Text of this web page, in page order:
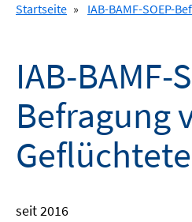
Startseite » IAB-BAMF-SOEP-
IAB-BAMF-
Befragung
seit 2016